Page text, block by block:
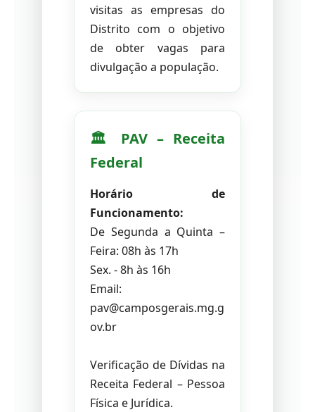
visitas as empresas do
Distrito com o objetivo
de obter vagas para
divulgação a população.
🏛️ PAV – Receita
Federal
Horário de
Funcionamento:
De Segunda a Quinta –
Feira: 08h às 17h
Sex. - 8h às 16h
Email:
pav@camposgerais.mg.g
ov.br
Verificação de Dívidas na
Receita Federal – Pessoa
Física e Jurídica.